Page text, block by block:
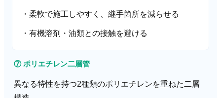
・柔軟で施工しやすく、継手箇所を減らせる
・有機溶剤・油類との接触を避ける
⑦ ポリエチレン二層管
異なる特性を持つ2種類のポリエチレンを重ねた二層